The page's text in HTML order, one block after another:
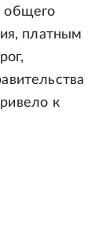
общего
платным
к